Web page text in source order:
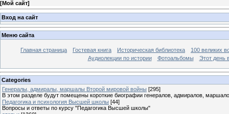
[Мой сайт]
Вход на сайт
Меню сайта
Главная страница Гостевая книга Историческая библиотека
100 великих
Аудиолекции по истории
Фотоальбомы Этот день
Categories
Генералы, адмиралы, маршалы Второй мировой войны [295]
В этом разделе будут помещены короткие биографии генералов, адмиралов,
Педагогика и психология Высшей школы [44]
Вопросы и ответы по курсу "Педагогика Высшей школы"